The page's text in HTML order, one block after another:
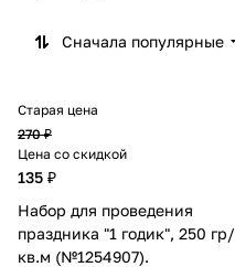
Сначала популярные
Старая цена
270 ₽
Цена со скидкой
135 ₽
Набор для проведения
праздника "1 годик", 250 гр/
кв.м (№1254907).